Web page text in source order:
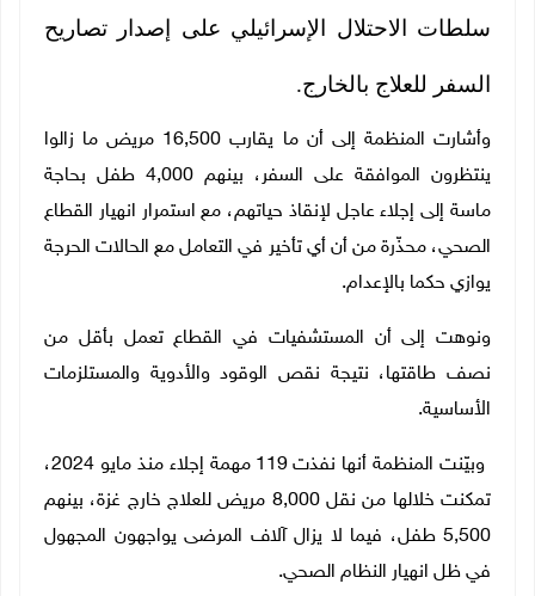
سلطات الاحتلال الإسرائيلي على إصدار تصاريح
السفر للعلاج بالخارج.
وأشارت المنظمة إلى أن ما يقارب16,500 مريض ما زالوا
ينتظرون الموافقة على السفر، بينهم 4,000 طفل بحاجة
ماسة إلى إجلاء عاجل لإنقاذ حياتهم، مع استمرار انهيار القطاع
الصحي، محذّرة من أن أي تأخير في التعامل مع الحالات الحرجة
يوازي حكما بالإعدام.
ونوهت إلى أن المستشفيات في القطاع تعمل بأقل من
نصف طاقتها، نتيجة نقص الوقود والأدوية والمستلزمات
الأساسية.
وبيّنت المنظمة أنها نفذت 119 مهمة إجلاء منذ مايو 2024،
تمكنت خلالها من نقل 8,000 مريض للعلاج خارج غزة، بينهم
5,500 طفل، فيما لا يزال آلاف المرضى يواجهون المجهول
في ظل انهيار النظام الصحي.